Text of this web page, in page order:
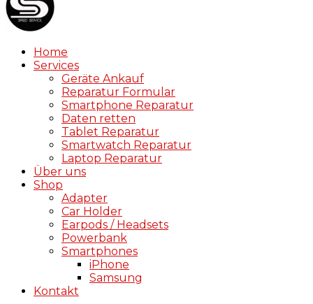
Home
Services
Geräte Ankauf
Reparatur Formular
Smartphone Reparatur
Daten retten
Tablet Reparatur
Smartwatch Reparatur
Laptop Reparatur
Über uns
Shop
Adapter
Car Holder
Earpods / Headsets
Powerbank
Smartphones
iPhone
Samsung
Kontakt